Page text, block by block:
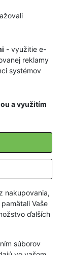
nakupovania,
Vaše
ďalších
súborov
- využitie e-
reklamy
systémov
a využitím
CIEN